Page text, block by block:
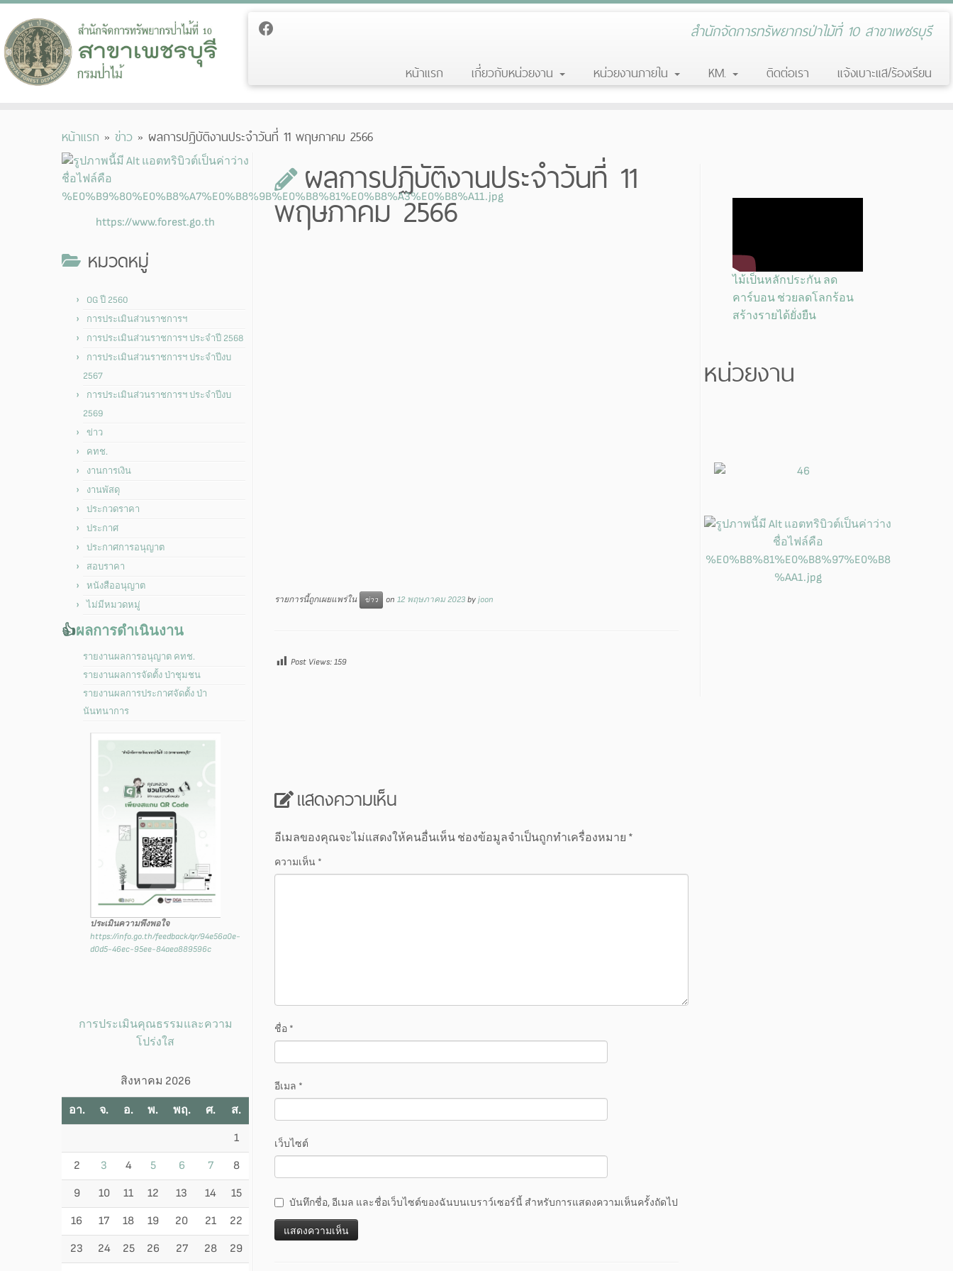
สำนักจัดการทรัพยากรป่าไม้ที่ 10 สาขาเพชรบุรี
หน้าแรก เกี่ยวกับหน่วยงาน หน่วยงานภายใน KM. ติดต่อเรา แจ้งเบาะแส/ร้องเรียน
หน้าแรก » ข่าว » ผลการปฏิบัติงานประจำวันที่ 11 พฤษภาคม 2566
https://www.forest.go.th
หมวดหมู่
OG ปี 2560
การประเมินส่วนราชการฯ
การประเมินส่วนราชการฯ ประจำปี 2568
การประเมินส่วนราชการฯ ประจำปีงบ
2567
การประเมินส่วนราชการฯ ประจำปีงบ
2569
ข่าว
คทช.
งานการเงิน
งานพัสดุ
ประกวดราคา
ประกาศ
ประกาศการอนุญาต
สอบราคา
หนังสืออนุญาต
ไม่มีหมวดหมู่
👍ผลการดำเนินงาน
รายงานผลการอนุญาต คทช.
รายงานผลการจัดตั้ง ป่าชุมชน
รายงานผลการประกาศจัดตั้ง ป่า
นันทนาการ
ประเมินความพึงพอใจ
https://info.go.th/feedback/qr/94e56a0e-
d0d5-46ec-95ee-84aea889596c
การประเมินคุณธรรมและความ
โปร่งใส
สิงหาคม 2026
อา. จ. อ. พ. พฤ. ศ. ส.
1
2 3 4 5 6 7 8
9 10 11 12 13 14 15
16 17 18 19 20 21 22
23 24 25 26 27 28 29
ผลการปฏิบัติงานประจำวันที่ 11
พฤษภาคม 2566
รายการนี้ถูกเผยแพร่ใน ข่าว on 12 พฤษภาคม 2023 by joon
Post Views: 159
แสดงความเห็น
อีเมลของคุณจะไม่แสดงให้คนอื่นเห็น ช่องข้อมูลจำเป็นถูกทำเครื่องหมาย *
ความเห็น *
ชื่อ *
อีเมล *
เว็บไซต์
บันทึกชื่อ, อีเมล และชื่อเว็บไซต์ของฉันบนเบราว์เซอร์นี้ สำหรับการแสดงความเห็นครั้งถัดไป
ไม้เป็นหลักประกัน ลด
คาร์บอน ช่วยลดโลกร้อน
สร้างรายได้ยั่งยืน
หน่วยงาน